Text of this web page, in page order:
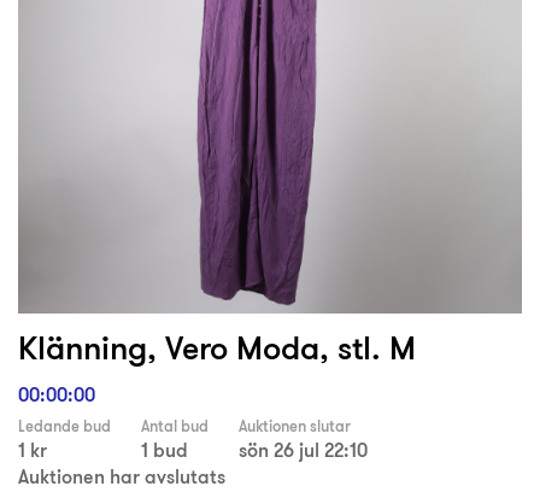
Klänning, Vero Moda, stl. M
00:00:00
Ledande bud
1 kr
Antal bud
1 bud
Auktionen slutar
sön 26 jul 22:10
Auktionen har avslutats